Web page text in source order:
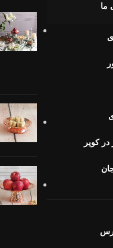
ما
کویر